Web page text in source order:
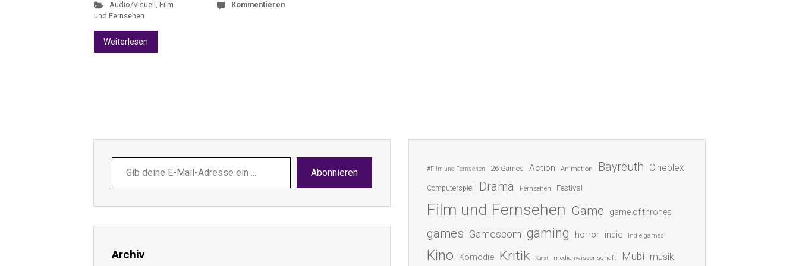
Audio/Visuell , Film
und Fernsehen
Kommentieren
Weiterlesen
deine
E-
ein ...
Abonnieren
Archiv
#Film und Fernsehen 26 Games Action Animation Bayreuth Cineplex
Computerspiel Drama Fernsehen Festival
Film und Fernsehen Game game of thrones
games Gamescom gaming horror indie Indie games
Kino Komödie Kritik Kunst medienwissenschaft Mubi musik